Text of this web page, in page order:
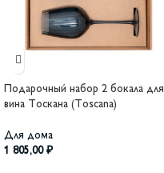
Подарочный набор 2 бокала для
вина Тоскана (Toscana)
Для дома
1 805,00 ₽